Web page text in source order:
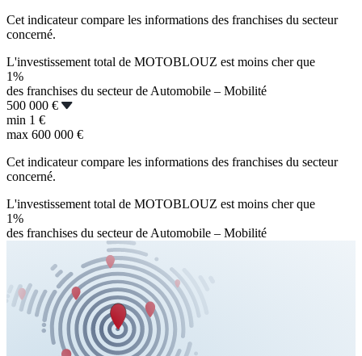
Cet indicateur compare les informations des franchises du secteur
concerné.
L'investissement total de MOTOBLOUZ est moins cher que
1%
des franchises du secteur de Automobile – Mobilité
500 000 €
min 1 €
max 600 000 €
Cet indicateur compare les informations des franchises du secteur
concerné.
L'investissement total de MOTOBLOUZ est moins cher que
1%
des franchises du secteur de Automobile – Mobilité